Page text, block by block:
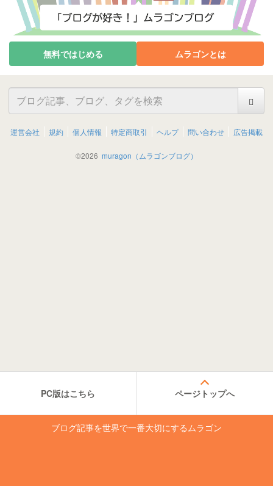
無料ではじめる ムラゴンとは
運営会社 規約 個人情報 特定商取引 ヘルプ 問い合わせ 広告掲載
©2026 muragon（ムラゴンブログ）
PC版はこちら ページトップへ
ブログ記事を世界で一番大切にするムラゴン